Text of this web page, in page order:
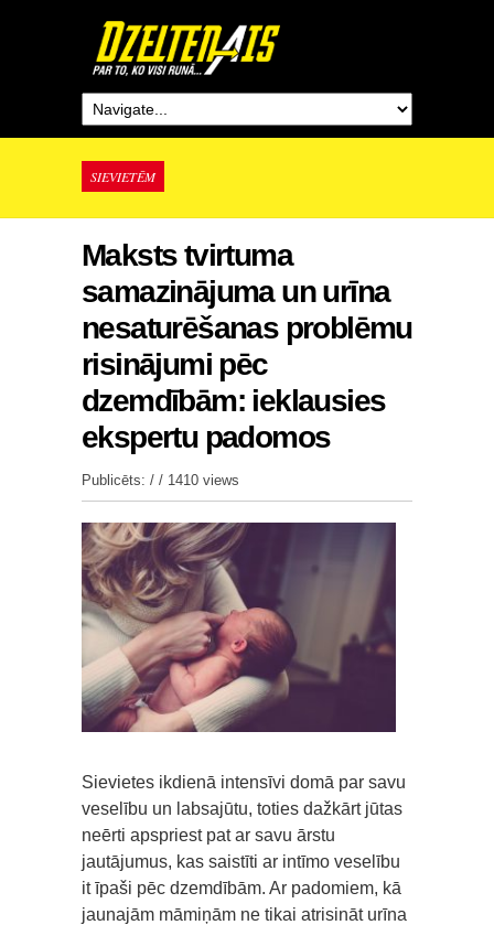
SIEVIETĒM
Maksts tvirtuma
samazinājuma un urīna
nesaturēšanas problēmu
risinājumi pēc
dzemdībām: ieklausies
ekspertu padomos
Publicēts: / / 1410 views
Sievietes ikdienā intensīvi domā par savu
veselību un labsajūtu, toties dažkārt jūtas
neērti apspriest pat ar savu ārstu
jautājumus, kas saistīti ar intīmo veselību
it īpaši pēc dzemdībām. Ar padomiem, kā
jaunajām māmiņām ne tikai atrisināt urīna